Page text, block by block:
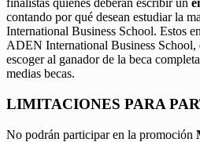
finalistas quienes deberán escribir un
contando por qué desean estudiar la
International Business School. Estos
ADEN International Business School,
escoger al ganador de la beca
medias becas.
LIMITACIONES PARA
No podrán participar en la promoción